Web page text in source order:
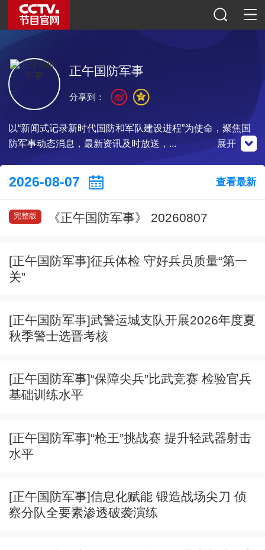
正午国防军事
以“新闻式记录新时代国防和军队建设进程”为使命，聚焦国
防军事动态消息，最新资讯及时放送，...
微博
扫一扫关注
微信公众号
央视影音
扫一扫下载
展开
分享到：
2026-08-07 查看最新
完整版 《正午国防军事》 20260807
[正午国防军事]征兵体检 守好兵员质量“第一
关”
[正午国防军事]武警运城支队开展2026年度夏
秋季警士选晋考核
[正午国防军事]“保障尖兵”比武竞赛 检验官兵
基础训练水平
[正午国防军事]“枪王”挑战赛 提升轻武器射击
水平
[正午国防军事]信息化赋能 锻造战场尖刀 侦
察分队全要素渗透破袭演练